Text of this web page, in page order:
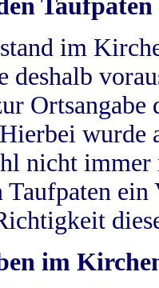
Taufpaten
im
wurde
nicht
Taufpaten
im